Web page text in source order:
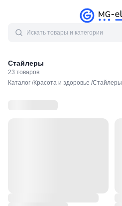
Стайлеры
23 товаров
Каталог /Красота и здоровье /Стайлеры